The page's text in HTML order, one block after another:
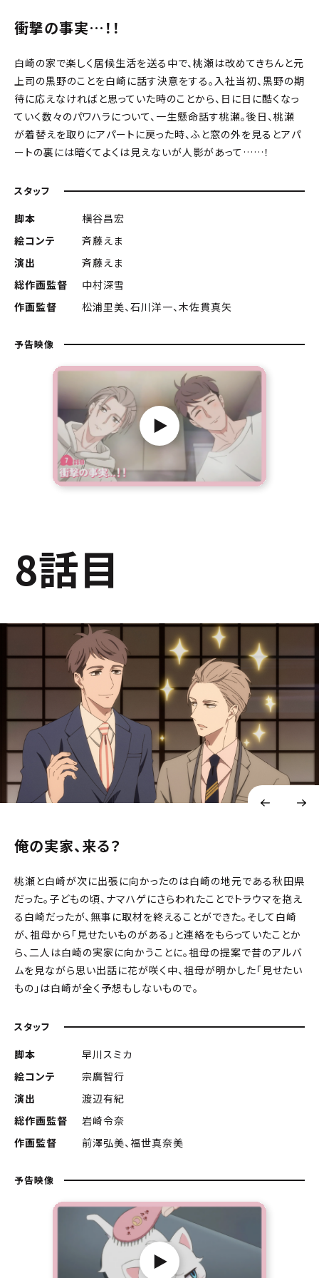
衝撃の事実…！！
白崎の家で楽しく居候生活を送る中で、桃瀬は改めてきちんと元
上司の黒野のことを白崎に話す決意をする。入社当初、黒野の期
待に応えなければと思っていた時のことから、日に日に酷くなっ
ていく数々のパワハラについて、一生懸命話す桃瀬。後日、桃瀬
が着替えを取りにアパートに戻った時、ふと窓の外を見るとアパ
ートの裏には暗くてよくは見えないが人影があって……！
スタッフ
脚本
横谷昌宏
絵コンテ
斉藤えま
演出
斉藤えま
総作画監督
中村深雪
作画監督
松浦里美、石川洋一、木佐貫真矢
予告映像
8話目
俺の実家、来る？
桃瀬と白崎が次に出張に向かったのは白崎の地元である秋田県
だった。子どもの頃、ナマハゲにさらわれたことでトラウマを抱え
る白崎だったが、無事に取材を終えることができた。そして白崎
が、祖母から「見せたいものがある」と連絡をもらっていたことか
ら、二人は白崎の実家に向かうことに。祖母の提案で昔のアルバ
ムを見ながら思い出話に花が咲く中、祖母が明かした「見せたい
もの」は白崎が全く予想もしないもので――。
スタッフ
脚本
早川スミカ
絵コンテ
宗廣智行
演出
渡辺有紀
総作画監督
岩崎令奈
作画監督
前澤弘美、福世真奈美
予告映像